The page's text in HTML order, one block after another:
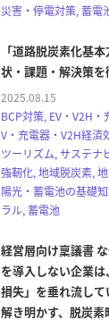
災害・停電対策, 蓄電
「道路脱炭素化基
状・課題・解決策を
2025.08.15
BCP対策, EV・V2H
V・充電器・V2H経済
ツーリズム, サステナ
強靭化, 地域脱炭素,
陽光・蓄電池の基礎
ラル, 蓄電池
経営層向け稟議書
を導入しない企業
損失」を垂れ流し
解き明かす、脱炭